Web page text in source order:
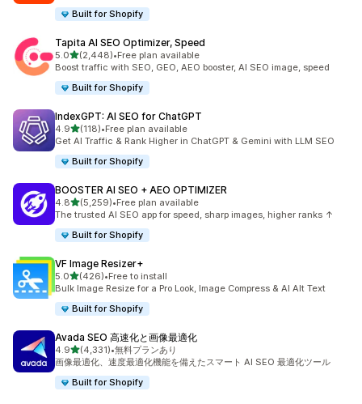
Built for Shopify
Tapita AI SEO Optimizer, Speed
5.05つ星中
(2,448)
合計レビュー数：2448件
•Free plan available
Boost traffic with SEO, GEO, AEO booster, AI SEO image, speed
Built for Shopify
IndexGPT: AI SEO for ChatGPT
4.95つ星中
(118)
合計レビュー数：118件
•Free plan available
Get AI Traffic & Rank Higher in ChatGPT & Gemini with LLM SEO
Built for Shopify
BOOSTER AI SEO + AEO OPTIMIZER
4.85つ星中
(5,259)
合計レビュー数：5259件
•Free plan available
The trusted AI SEO app for speed, sharp images, higher ranks ↑
Built for Shopify
VF Image Resizer+
5.05つ星中
(426)
合計レビュー数：426件
•Free to install
Bulk Image Resize for a Pro Look, Image Compress & AI Alt Text
Built for Shopify
Avada SEO 高速化と画像最適化
4.95つ星中
(4,331)
合計レビュー数：4331件
•無料プランあり
画像最適化、速度最適化機能を備えたスマート AI SEO 最適化ツール
Built for Shopify